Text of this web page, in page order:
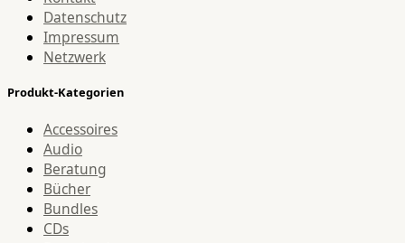
Datenschutz
Impressum
Netzwerk
Produkt-Kategorien
Accessoires
Audio
Beratung
Bücher
Bundles
CDs